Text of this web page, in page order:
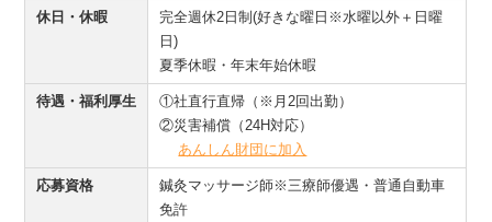
休日・休暇
完全週休2日制(好きな曜日※水曜以外＋日曜
日)
夏季休暇・年末年始休暇
待遇・福利厚生
①社直行直帰（※月2回出勤）
②災害補償（24H対応）
あんしん財団に加入
応募資格
鍼灸マッサージ師※三療師優遇・普通自動車
免許